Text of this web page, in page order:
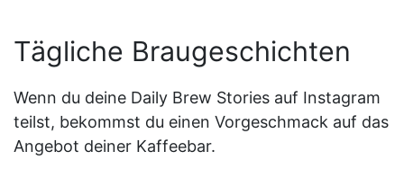
Tägliche Braugeschichten
Wenn du deine Daily Brew Stories auf Instagram
teilst, bekommst du einen Vorgeschmack auf das
Angebot deiner Kaffeebar.